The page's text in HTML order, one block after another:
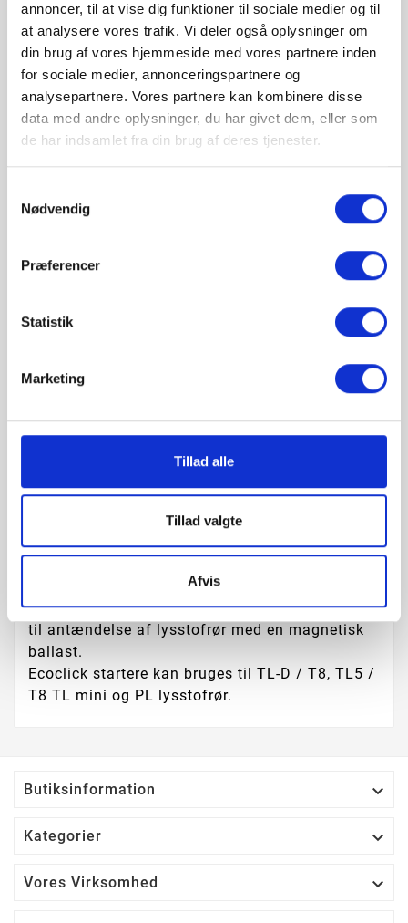
annoncer, til at vise dig funktioner til sociale medier og til
at analysere vores trafik. Vi deler også oplysninger om
din brug af vores hjemmeside med vores partnere inden
for sociale medier, annonceringspartnere og
analysepartnere. Vores partnere kan kombinere disse
data med andre oplysninger, du har givet dem, eller som
de har indsamlet fra din brug af deres tjenester.
Nødvendig
Præferencer
Statistik
Marketing
Tillad alle
Tillad valgte
Afvis
oplyses efterfølgende på mail
6-8 ugers levering
Philips Ecoclick startere er miljøvenlige startere til
antændelse af lysstofrør
Produktoplysninger
Philips Ecoclick startere er miljøvenlige startere
til antændelse af lysstofrør med en magnetisk
ballast.
Ecoclick startere kan bruges til TL-D / T8, TL5 /
T8 TL mini og PL lysstofrør.
Butiksinformation 
Kategorier 
Vores Virksomhed 